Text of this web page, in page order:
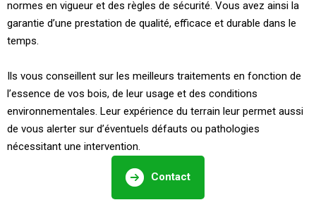
normes en vigueur et des règles de sécurité. Vous avez ainsi la
garantie d’une prestation de qualité, efficace et durable dans le
temps.
Ils vous conseillent sur les meilleurs traitements en fonction de
l’essence de vos bois, de leur usage et des conditions
environnementales. Leur expérience du terrain leur permet aussi
de vous alerter sur d’éventuels défauts ou pathologies
nécessitant une intervention.
Contact